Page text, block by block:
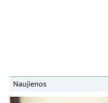
Naujienos